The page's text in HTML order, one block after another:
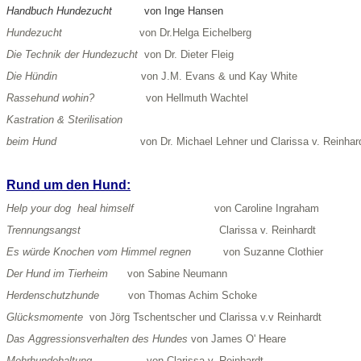
Handbuch Hundezucht von Inge Hansen
Hundezucht von Dr.Helga Eichelberg
Die Technik der Hundezucht von Dr. Dieter Fleig
Die Hündin von J.M. Evans & und Kay White
Rassehund wohin? von Hellmuth Wachtel
Kastration & Sterilisation
beim Hund
von Dr. Michael Lehner und Clarissa v.
Rund um den Hund:
Help your dog heal himselfvon Caroline Ingraham
Trennungsangst Clarissa v. Reinhardt
Es würde Knochen vom Himmel regnen von Suzanne Clothier
Der Hund im Tierheim von Sabine Neumann
Herdenschutzhunde von Thomas Ac him Schoke
Glücksmomente von Jörg Tschentscher und Clarissa v.v Reinhardt
Das Aggressionsverhalten des Hundes von James O' Heare